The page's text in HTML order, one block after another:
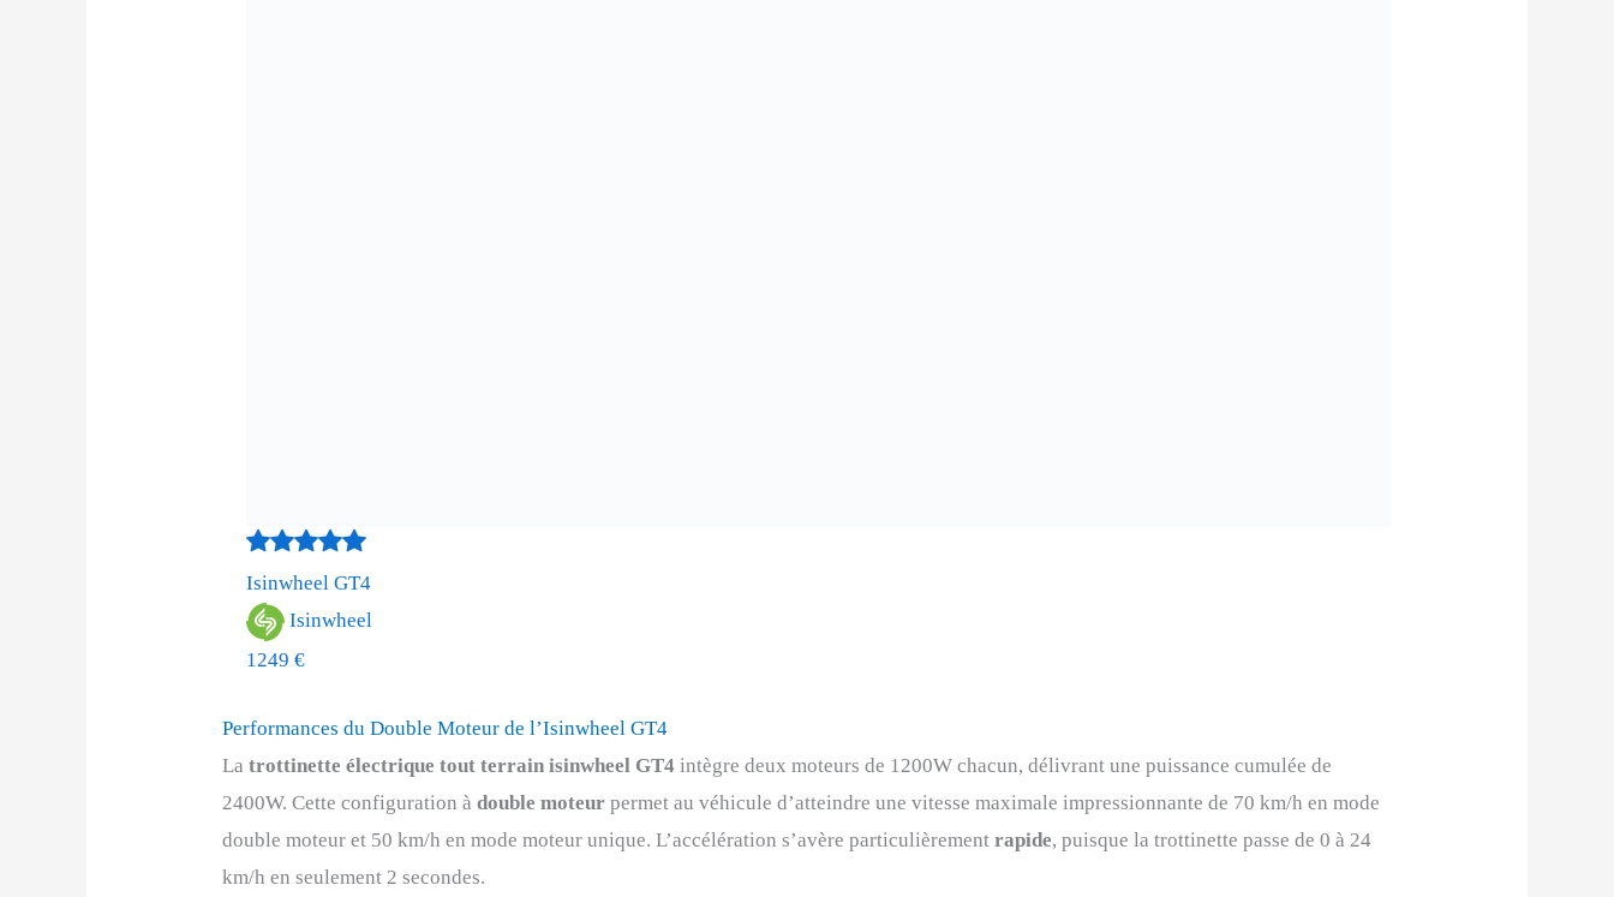
Isinwheel GT4
Isinwheel
1249 €
Performances du Double Moteur de l’Isinwheel GT4
Latrottinette électrique tout terrain isinwheel GT4 intègre deux moteurs de 1200W chacun, délivrant une puissance cumulée de
2400W. Cette configuration àdouble moteur permet au véhicule d’atteindre une vitesse maximale impressionnante de 70 km/h en mode
double moteur et 50 km/h en mode moteur unique. L’accélération s’avère particulièrementrapide, puisque la trottinette passe de 0 à 24
km/h en seulement 2 secondes.​